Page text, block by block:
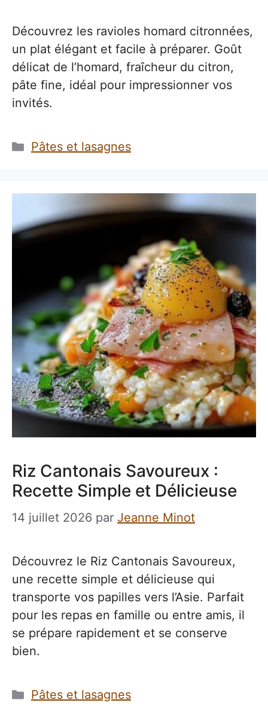
Découvrez les ravioles homard citronnées,
un plat élégant et facile à préparer. Goût
délicat de l’homard, fraîcheur du citron,
pâte fine, idéal pour impressionner vos
invités.
Catégories
Pâtes et lasagnes
Riz Cantonais Savoureux :
Recette Simple et Délicieuse
14 juillet 2026 par Jeanne Minot
Découvrez le Riz Cantonais Savoureux,
une recette simple et délicieuse qui
transporte vos papilles vers l’Asie. Parfait
pour les repas en famille ou entre amis, il
se prépare rapidement et se conserve
bien.
Catégories
Pâtes et lasagnes